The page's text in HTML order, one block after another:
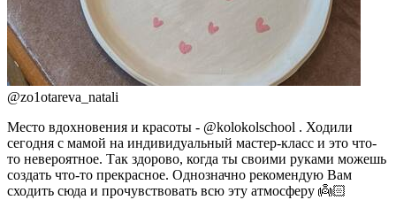
@zo1otareva_natali
Место вдохновения и красоты - @kolokolschool . Ходили
сегодня с мамой на индивидуальный мастер-класс и это что-
то невероятное. Так здорово, когда ты своими руками можешь
создать что-то прекрасное. Однозначно рекомендую Вам
сходить сюда и прочувствовать всю эту атмосферу 👼🏻